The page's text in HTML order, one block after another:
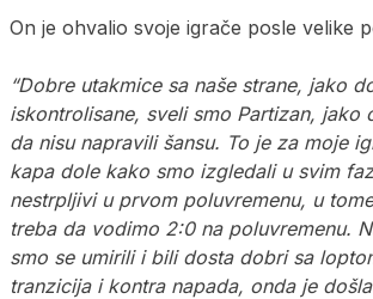
On je ohvalio svoje igrače posle velike
“Dobre utakmice sa naše strane, jako
iskontrolisane, sveli smo Partizan, jako
da nisu napravili šansu. To je za moje
kapa dole kako smo izgledali u svim
nestrpljivi u prvom poluvremenu, u
treba da vodimo 2:0 na poluvremenu.
smo se umirili i bili dosta dobri sa
tranzicija i kontra napada, onda je